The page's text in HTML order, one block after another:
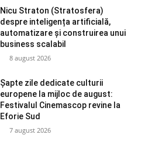
Nicu Straton (Stratosfera)
despre inteligența artificială,
automatizare și construirea unui
business scalabil
8 august 2026
Șapte zile dedicate culturii
europene la mijloc de august:
Festivalul Cinemascop revine la
Eforie Sud
7 august 2026